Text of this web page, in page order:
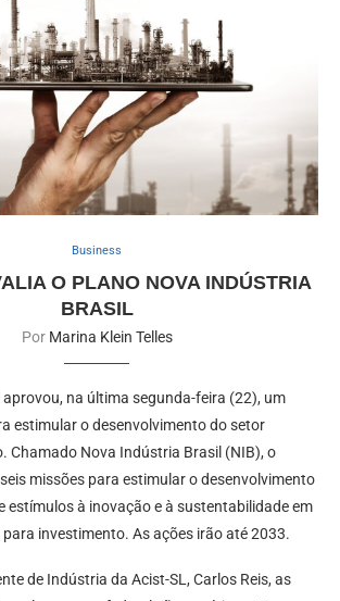
Business
O PLANO NOVA INDÚSTRIA
BRASIL
Por Marina Klein Telles
aprovou, na última segunda-feira (22), um
estimular o desenvolvimento do setor
Chamado Nova Indústria Brasil (NIB), o
missões para estimular o desenvolvimento
estímulos à inovação e à sustentabilidade em
investimento. As ações irão até 2033.
de Indústria da Acist-SL, Carlos Reis, as